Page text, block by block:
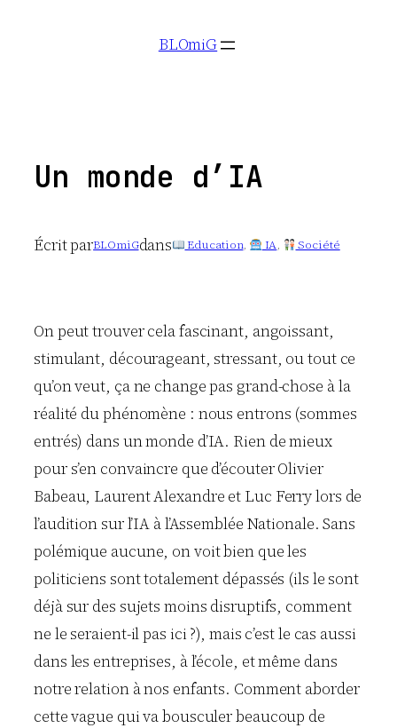
BLOmiG
Un monde d’IA
Écrit parBLOmiGdans Education, IA, Société
On peut trouver cela fascinant, angoissant,
stimulant, décourageant, stressant, ou tout ce
qu’on veut, ça ne change pas grand-chose à la
réalité du phénomène : nous entrons (sommes
entrés) dans un monde d’IA. Rien de mieux
pour s’en convaincre que d’écouter Olivier
Babeau, Laurent Alexandre et Luc Ferry lors de
l’audition sur l’IA à l’Assemblée Nationale. Sans
polémique aucune, on voit bien que les
politiciens sont totalement dépassés (ils le sont
déjà sur des sujets moins disruptifs, comment
ne le seraient-il pas ici ?), mais c’est le cas aussi
dans les entreprises, à l’école, et même dans
notre relation à nos enfants. Comment aborder
cette vague qui va bousculer beaucoup de